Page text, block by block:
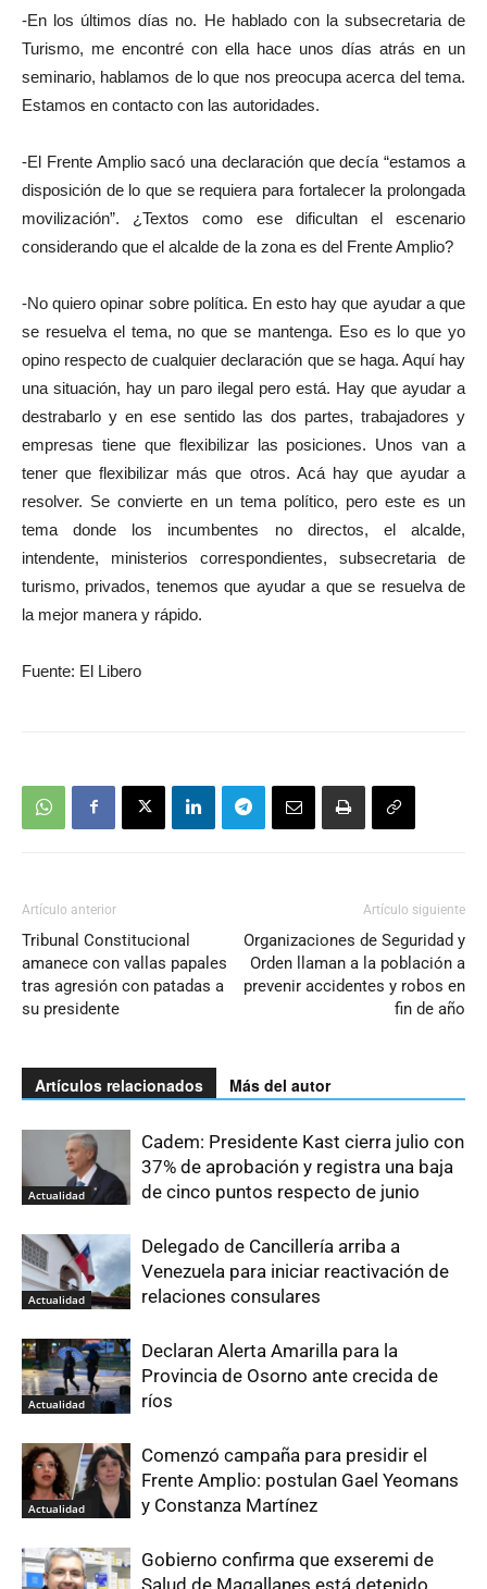
-En los últimos días no. He hablado con la subsecretaria de
Turismo, me encontré con ella hace unos días atrás en un
seminario, hablamos de lo que nos preocupa acerca del tema.
Estamos en contacto con las autoridades.
-El Frente Amplio sacó una declaración que decía “estamos a
disposición de lo que se requiera para fortalecer la prolongada
movilización”. ¿Textos como ese dificultan el escenario
considerando que el alcalde de la zona es del Frente Amplio?
-No quiero opinar sobre política. En esto hay que ayudar a que
se resuelva el tema, no que se mantenga. Eso es lo que yo
opino respecto de cualquier declaración que se haga. Aquí hay
una situación, hay un paro ilegal pero está. Hay que ayudar a
destrabarlo y en ese sentido las dos partes, trabajadores y
empresas tiene que flexibilizar las posiciones. Unos van a
tener que flexibilizar más que otros. Acá hay que ayudar a
resolver. Se convierte en un tema político, pero este es un
tema donde los incumbentes no directos, el alcalde,
intendente, ministerios correspondientes, subsecretaria de
turismo, privados, tenemos que ayudar a que se resuelva de
la mejor manera y rápido.
Fuente: El Libero
Artículo anterior
Tribunal Constitucional
amanece con vallas papales
tras agresión con patadas a
su presidente
Artículo siguiente
Organizaciones de Seguridad y
Orden llaman a la población a
prevenir accidentes y robos en
fin de año
Artículos relacionados Más del autor
Actualidad
Cadem: Presidente Kast cierra julio con
37% de aprobación y registra una baja
de cinco puntos respecto de junio
Actualidad
Delegado de Cancillería arriba a
Venezuela para iniciar reactivación de
relaciones consulares
Actualidad
Declaran Alerta Amarilla para la
Provincia de Osorno ante crecida de
ríos
Actualidad
Comenzó campaña para presidir el
Frente Amplio: postulan Gael Yeomans
y Constanza Martínez
Gobierno confirma que exseremi de
Salud de Magallanes está detenido